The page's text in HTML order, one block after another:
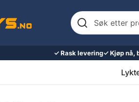
Søk
etter
eller
varenummer
✓ Rask levering✓ Kjøp nå,